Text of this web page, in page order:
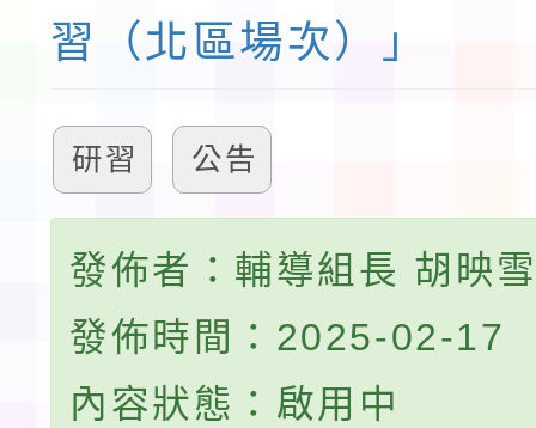
習（北區場次）」
研習 公告
發佈者：輔導組長 胡映
發佈時間：2025-02-17
內容狀態：啟用中